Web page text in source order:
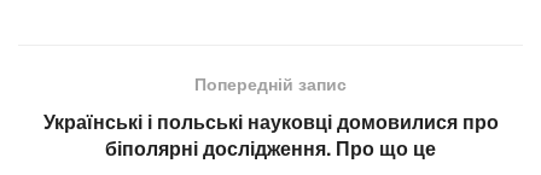
Попередній запис
Українські і польські науковці домовилися про
біполярні дослідження. Про що це